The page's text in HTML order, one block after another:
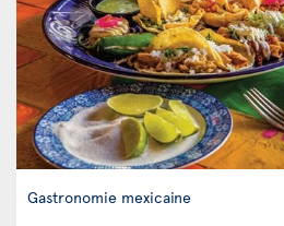
Gastronomie mexicaine